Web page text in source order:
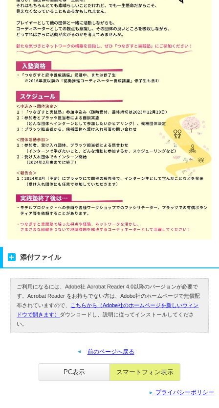
添付ファイル
ご利用になるには、Adobe社 Acrobat Reader 4.0以降のバージョンが必要で
す。Acrobat Reader をお持ちでない方は、Adobe社のホームページで無償配
布されていますので、
こちらから（Adobe社のホームページを新しいウィン
ドウで開きます） ダウンロードし、説明に従ってインストールしてくださ
い。
前のページへ戻る
PC表示 スマートフォン表示
プライバシーポリシー